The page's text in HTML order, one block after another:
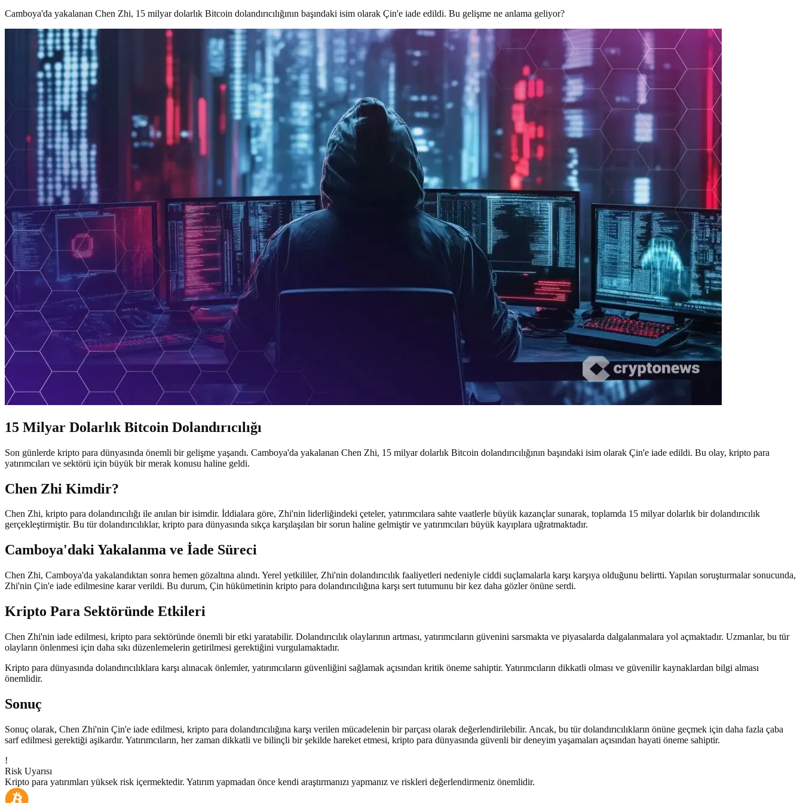
Camboya'da yakalanan Chen Zhi, 15 milyar dolarlık Bitcoin dolandırıcılığının başındaki isim olarak Çin'e iade edildi. Bu gelişme ne anlama geliyor?
15 Milyar Dolarlık Bitcoin Dolandırıcılığı
Son günlerde kripto para dünyasında önemli bir gelişme yaşandı. Camboya'da yakalanan Chen Zhi, 15 milyar dolarlık Bitcoin dolandırıcılığının başındaki isim olarak Çin'e iade edildi. Bu olay, kripto para
yatırımcıları ve sektörü için büyük bir merak konusu haline geldi.
Chen Zhi Kimdir?
Chen Zhi, kripto para dolandırıcılığı ile anılan bir isimdir. İddialara göre, Zhi'nin liderliğindeki çeteler, yatırımcılara sahte vaatlerle büyük kazançlar sunarak, toplamda 15 milyar dolarlık bir dolandırıcılık
gerçekleştirmiştir. Bu tür dolandırıcılıklar, kripto para dünyasında sıkça karşılaşılan bir sorun haline gelmiştir ve yatırımcıları büyük kayıplara uğratmaktadır.
Camboya'daki Yakalanma ve İade Süreci
Chen Zhi, Camboya'da yakalandıktan sonra hemen gözaltına alındı. Yerel yetkililer, Zhi'nin dolandırıcılık faaliyetleri nedeniyle ciddi suçlamalarla karşı karşıya olduğunu belirtti. Yapılan soruşturmalar sonucunda,
Zhi'nin Çin'e iade edilmesine karar verildi. Bu durum, Çin hükümetinin kripto para dolandırıcılığına karşı sert tutumunu bir kez daha gözler önüne serdi.
Kripto Para Sektöründe Etkileri
Chen Zhi'nin iade edilmesi, kripto para sektöründe önemli bir etki yaratabilir. Dolandırıcılık olaylarının artması, yatırımcıların güvenini sarsmakta ve piyasalarda dalgalanmalara yol açmaktadır. Uzmanlar, bu tür
olayların önlenmesi için daha sıkı düzenlemelerin getirilmesi gerektiğini vurgulamaktadır.
Kripto para dünyasında dolandırıcılıklara karşı alınacak önlemler, yatırımcıların güvenliğini sağlamak açısından kritik öneme sahiptir. Yatırımcıların dikkatli olması ve güvenilir kaynaklardan bilgi alması
önemlidir.
Sonuç
Sonuç olarak, Chen Zhi'nin Çin'e iade edilmesi, kripto para dolandırıcılığına karşı verilen mücadelenin bir parçası olarak değerlendirilebilir. Ancak, bu tür dolandırıcılıkların önüne geçmek için daha fazla çaba
sarf edilmesi gerektiği aşikardır. Yatırımcıların, her zaman dikkatli ve bilinçli bir şekilde hareket etmesi, kripto para dünyasında güvenli bir deneyim yaşamaları açısından hayati öneme sahiptir.
!
Risk Uyarısı
Kripto para yatırımları yüksek risk içermektedir. Yatırım yapmadan önce kendi araştırmanızı yapmanız ve riskleri değerlendirmeniz önemlidir.